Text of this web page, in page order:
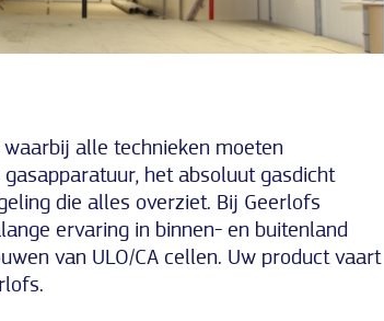
alle technieken moeten
het absoluut gasdicht
die alles overziet. Bij Geerlofs
ervaring in binnen- en buitenland
van ULO/CA cellen. Uw product vaart